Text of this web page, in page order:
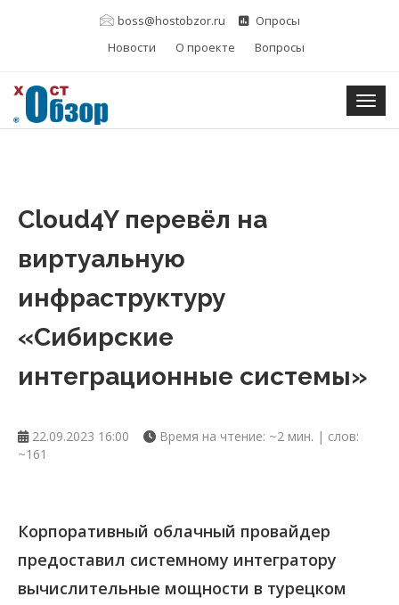
boss@hostobzor.ru
Опросы
Новости
О проекте Вопросы
Cloud4Y перевёл на
виртуальную
инфраструктуру
«Сибирские
интеграционные системы»
22.09.2023 16:00
Время на чтение: ~2 мин. | слов:
~161
Корпоративный облачный провайдер
предоставил системному интегратору
вычислительные мощности в турецком